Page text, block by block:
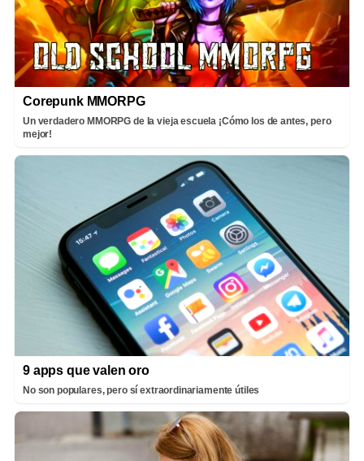
Corepunk MMORPG
Un verdadero MMORPG de la vieja escuela ¡Cómo los de antes, pero
mejor!
9 apps que valen oro
No son populares, pero sí extraordinariamente útiles